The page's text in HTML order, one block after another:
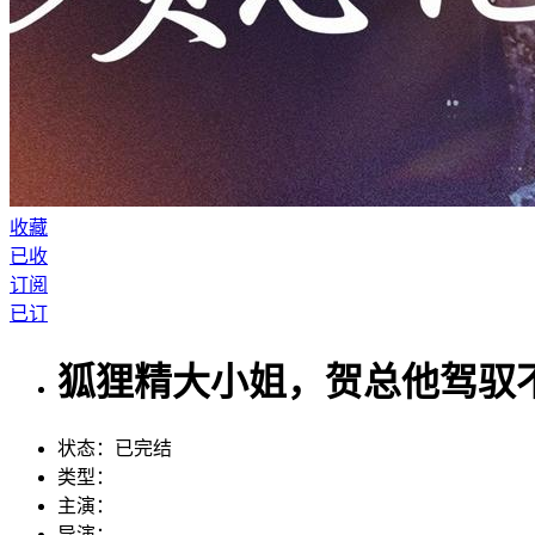
收藏
已收
订阅
已订
狐狸精大小姐，贺总他驾驭
状态： 已完结
类型：
主演：